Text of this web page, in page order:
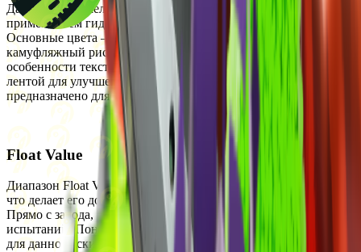
Данный нож-скелетон выполнен в стиле бореального леса с
применением гидрографической технологии окраски.
Основные цвета — зелёный и жёлтый, что создаёт
камуфляжный рисунок лесного типа, акцентирующий
особенности текстуры и формы ножа. Рукоять обмотана
лентой для улучшенного хвата, а отверстие в рукояти
предназначено для комфортного и безопасного удержания.
Float Value
Диапазон Float Value для этого скина составляет от 0.06 до 0.8,
что делает его доступным в следующих состояниях износа:
Прямо с завода, Немного поношенное, После полевых
испытаний, Поношенное и Закалённое в боях. Версия StatTrak
для данного скина не доступна.